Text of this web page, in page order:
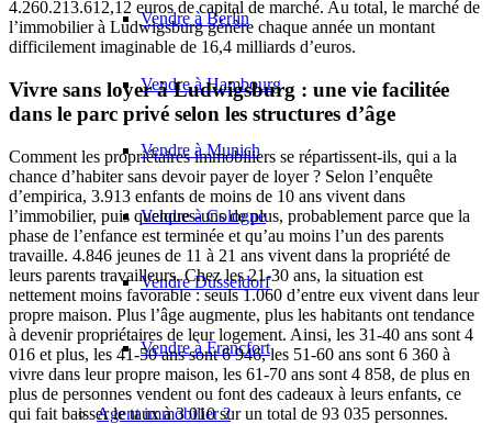
Vendre à Berlin
Vendre à Hambourg
Vendre à Munich
Vendre à Cologne
Vendre Düsseldorf
Vendre à Francfort
Agent immobilier ?
4.260.213.612,12 euros de capital de marché. Au total, le marché de
l’immobilier à Ludwigsburg génère chaque année un montant
difficilement imaginable de 16,4 milliards d’euros.
Vivre sans loyer à Ludwigsburg : une vie facilitée
dans le parc privé selon les structures d’âge
Comment les propriétaires immobiliers se répartissent-ils, qui a la
chance d’habiter sans devoir payer de loyer ? Selon l’enquête
d’empirica, 3.913 enfants de moins de 10 ans vivent dans
l’immobilier, puis quelques-uns de plus, probablement parce que la
phase de l’enfance est terminée et qu’au moins l’un des parents
travaille. 4.846 jeunes de 11 à 21 ans vivent dans la propriété de
leurs parents travailleurs. Chez les 21-30 ans, la situation est
nettement moins favorable : seuls 1.060 d’entre eux vivent dans leur
propre maison. Plus l’âge augmente, plus les habitants ont tendance
à devenir propriétaires de leur logement. Ainsi, les 31-40 ans sont 4
016 et plus, les 41-50 ans sont 6 946, les 51-60 ans sont 6 360 à
vivre dans leur propre maison, les 61-70 ans sont 4 858, de plus en
plus de personnes vendent ou font des cadeaux à leurs enfants, ce
qui fait baisser le taux à 3 010 sur un total de 93 035 personnes.